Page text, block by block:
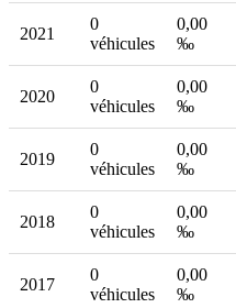
2021
0
véhicules
0,00
‰
2020
0
véhicules
0,00
‰
2019
0
véhicules
0,00
‰
2018
0
véhicules
0,00
‰
2017
0
véhicules
0,00
‰